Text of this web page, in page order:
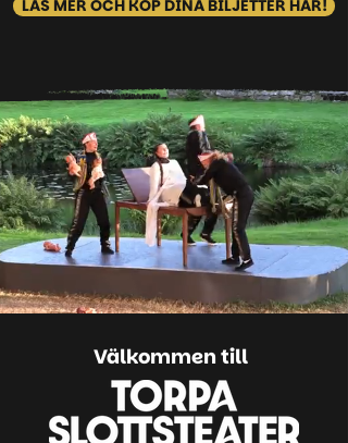
LÄS MER OCH KÖP DINA BILJETTER HÄR!
Välkommen till